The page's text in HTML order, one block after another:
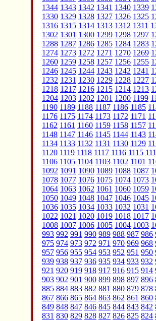
1344 1343 1342 1341 1340 1339
1330 1329 1328 1327 1326 1325
1316 1315 1314 1313 1312 1311
1302 1301 1300 1299 1298 1297
1288 1287 1286 1285 1284 1283
1274 1273 1272 1271 1270 1269
1260 1259 1258 1257 1256 1255
1246 1245 1244 1243 1242 1241
1232 1231 1230 1229 1228 1227
1218 1217 1216 1215 1214 1213
1204 1203 1202 1201 1200 1199
1190 1189 1188 1187 1186 1185
1176 1175 1174 1173 1172 1171
1162 1161 1160 1159 1158 1157
1148 1147 1146 1145 1144 1143
1134 1133 1132 1131 1130 1129
1120 1119 1118 1117 1116 1115
1106 1105 1104 1103 1102 1101
1092 1091 1090 1089 1088 1087
1078 1077 1076 1075 1074 1073
1064 1063 1062 1061 1060 1059
1050 1049 1048 1047 1046 1045
1036 1035 1034 1033 1032 1031
1022 1021 1020 1019 1018 1017
1008 1007 1006 1005 1004 1003
993 992 991 990 989 988 987 986
975 974 973 972 971 970 969 968
957 956 955 954 953 952 951 950
939 938 937 936 935 934 933 932
921 920 919 918 917 916 915 914
903 902 901 900 899 898 897 896
885 884 883 882 881 880 879 878
867 866 865 864 863 862 861 860
849 848 847 846 845 844 843 842
831 830 829 828 827 826 825 824